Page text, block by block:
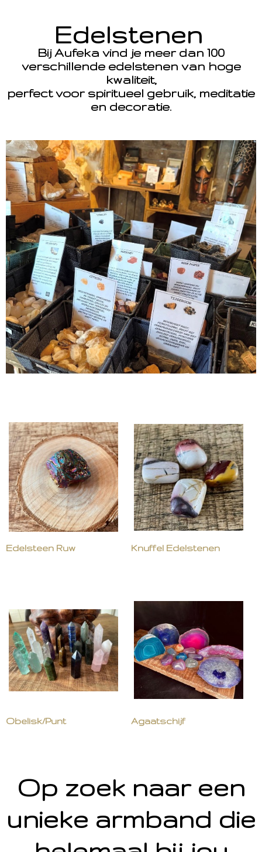
Edelstenen
Bij Aufeka vind je meer dan 100
verschillende edelstenen van hoge
kwaliteit,
perfect voor spiritueel gebruik, meditatie
en decoratie.
Edelsteen Ruw Knuffel Edelstenen
Obelisk/Punt Agaatschijf
Op zoek naar een
unieke armband die